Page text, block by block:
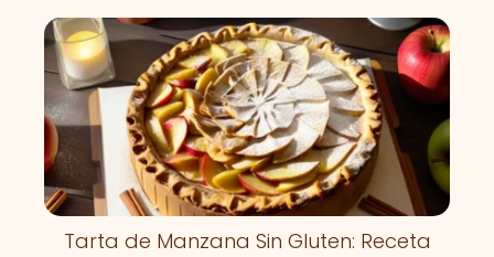
Tarta de Manzana Sin Gluten: Receta